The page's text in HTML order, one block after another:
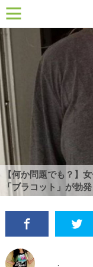
【何か問題でも？】
「ブラコット」が勃発